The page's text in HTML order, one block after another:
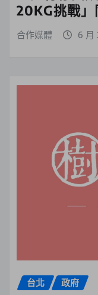
20KG挑戰」
合作媒體 6 月
台北 政府